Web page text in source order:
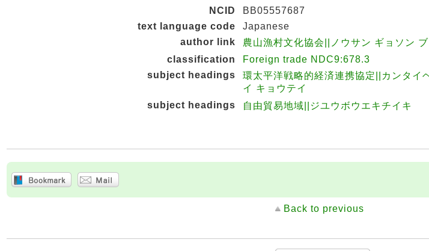
NCID
BB05557687
text language code
Japanese
author link
農山漁村文化協会||ノウサン ギョソン
classification
Foreign trade NDC9:678.3
subject headings
環太平洋戦略的経済連携協定||カンタイ
イ キョウテイ
subject headings
自由貿易地域||ジユウボウエキチイキ
Back to previous